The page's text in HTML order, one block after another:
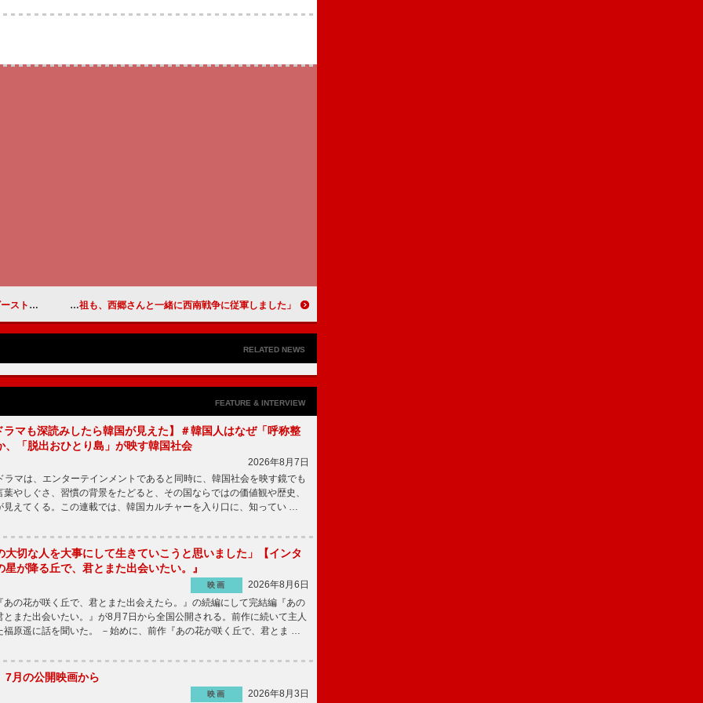
ようと思いました」 「僕の先祖も、西郷さんと一緒に西南戦争に従軍しました」田上晃吉（中原尚雄）【「西郷どん」インタビュー】
RELATED NEWS
FEATURE & INTERVIEW
マも深読みしたら韓国が見えた】＃韓国人はなぜ「呼称整
、「脱出おひとり島」が映す韓国社会
2026年8月7日
マは、エンターテインメントであると同時に、韓国社会を映す鏡でも
やしぐさ、習慣の背景をたどると、その国ならではの価値観や歴史、
見えてくる。この連載では、韓国カルチャーを入り口に、知ってい …
大切な人を大事にして生きていこうと思いました」【インタ
星が降る丘で、君とまた出会いたい。』
映画
2026年8月6日
の花が咲く丘で、君とまた出会えたら。』の続編にして完結編『あの
とまた出会いたい。』が8月7日から全国公開される。前作に続いて主人
福原遥に話を聞いた。 －始めに、前作『あの花が咲く丘で、君とま …
7月の公開映画から
映画 2026年8月3日